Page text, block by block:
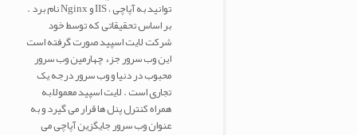
توانید به آپاچی ، IIS و Nginx نام برد .
بر اساس تحقیقاتی که توسط خود
شرکت لایت اسپید صورت گرفته است
این وب سرور جزء چهارمین وب سرور
محبوب در دنیا و وب سرور درجه یک
تجاری است . لایت اسپید معمولاً به
همراه کنترل پنل ها قرار می گیرد و به
عنوان وب سرور جایگزین آپاچی می